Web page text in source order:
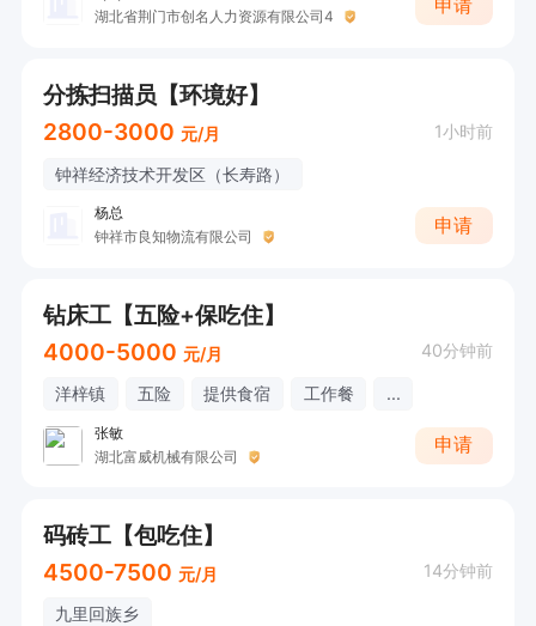
湖北省荆门市创名人力资源有限公司4
申请
分拣扫描员【环境好】
2800-3000 元/月 1小时前
钟祥经济技术开发区（长寿路）
杨总
钟祥市良知物流有限公司
申请
钻床工【五险+保吃住】
4000-5000 元/月 40分钟前
洋梓镇 五险 提供食宿 工作餐 ...
张敏
湖北富威机械有限公司
申请
码砖工【包吃住】
4500-7500 元/月 14分钟前
九里回族乡